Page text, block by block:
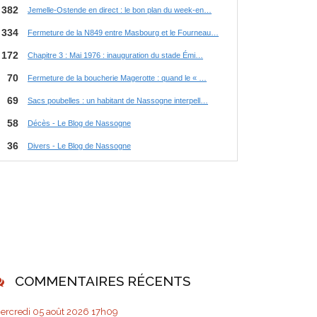
COMMENTAIRES RÉCENTS
05 août 2026 17h09